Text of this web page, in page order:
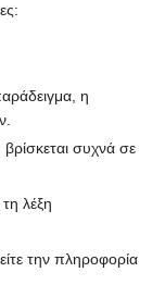
η
συχνά σε
λέξη
την πληροφορία